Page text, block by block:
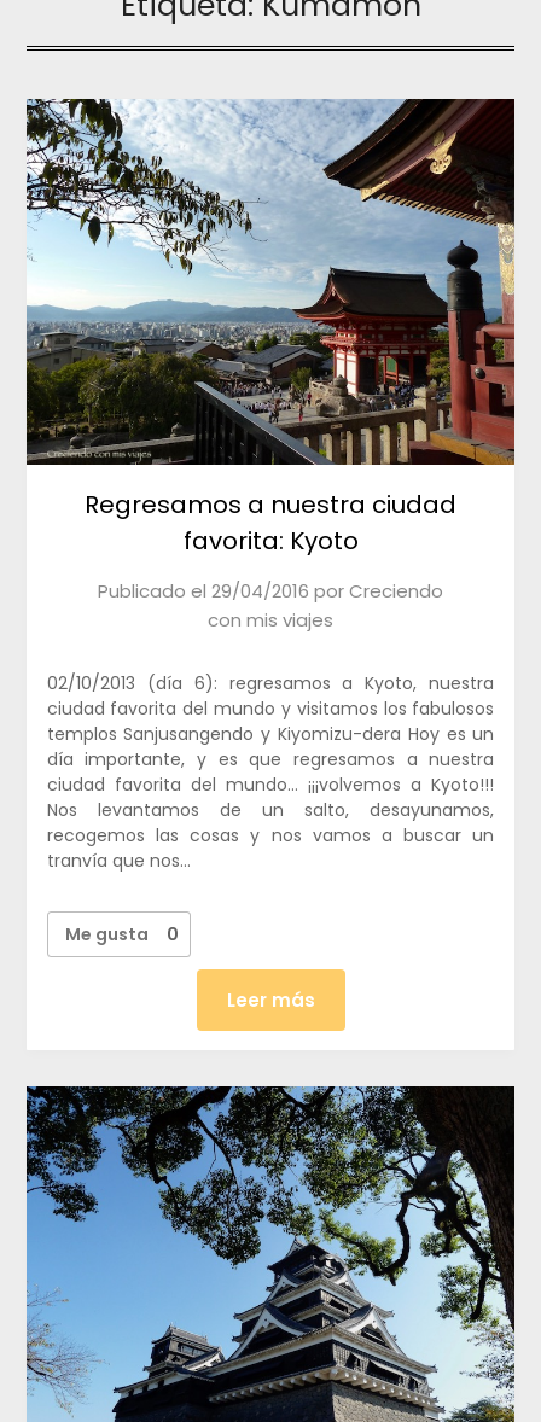
Regresamos a nuestra ciudad
favorita: Kyoto
Publicado el 29/04/2016 porCreciendo
con mis viajes
02/10/2013 (día 6): regresamos a Kyoto, nuestra
ciudad favorita del mundo y visitamos los fabulosos
templos Sanjusangendo y Kiyomizu-dera Hoy es un
día importante, y es que regresamos a nuestra
ciudad favorita del mundo… ¡¡¡volvemos a Kyoto!!!
Nos levantamos de un salto, desayunamos,
recogemos las cosas y nos vamos a buscar un
tranvía que nos…
Me gusta 0
Leer más